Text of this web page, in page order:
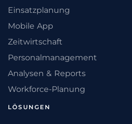
Einsatzplanung
Mobile App
Zeitwirtschaft
Personalmanagement
Analysen & Reports
Workforce-Planung
LÖSUNGEN